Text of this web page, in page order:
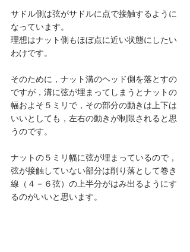
サドル側は弦がサドルに点で接触するように
なっています。
理想はナット側もほぼ点に近い状態にしたい
わけです。
そのために，ナット溝のヘッド側を落とすの
ですが，溝に弦が埋まってしまうとナットの
幅およそ５ミリで，その部分の動きは上下は
いいとしても，左右の動きが制限されると思
うのです。
ナットの５ミリ幅に弦が埋まっているので，
弦が接触していない部分は削り落として巻き
線（４－６弦）の上半分がはみ出るようにす
るのがいいと思います。